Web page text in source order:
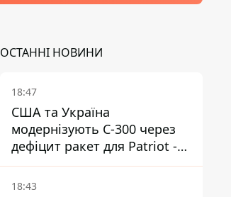
ОСТАННІ НОВИНИ
18:47
США та Україна
модернізують С-300 через
дефіцит ракет для Patriot -
ЗМІ
18:43